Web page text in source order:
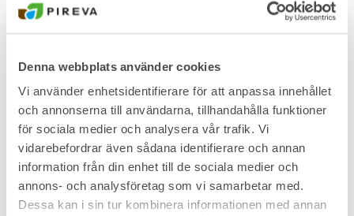
Denna webbplats använder cookies
Vi använder enhetsidentifierare för att anpassa innehållet
och annonserna till användarna, tillhandahålla funktioner
för sociala medier och analysera vår trafik. Vi
vidarebefordrar även sådana identifierare och annan
information från din enhet till de sociala medier och
annons- och analysföretag som vi samarbetar med.
Dessa kan i sin tur kombinera informationen med annan
Blyertspenna
Bläckpatron - tom
Bläckpatron till skrivare - med innehåll
Bläckpenna